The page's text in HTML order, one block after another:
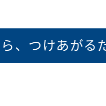
、つけあがる